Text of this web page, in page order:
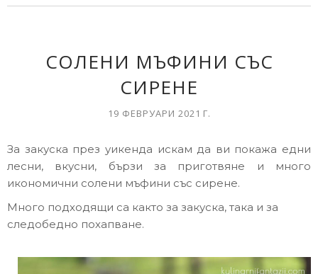
СОЛЕНИ МЪФИНИ СЪС
СИРЕНЕ
19 ФЕВРУАРИ 2021 Г.
За закуска през уикенда искам да ви покажа едни
лесни, вкусни, бързи за приготвяне и много
икономични солени мъфини със сирене.
Много подходящи са както за закуска, така и за
следобедно похапване.